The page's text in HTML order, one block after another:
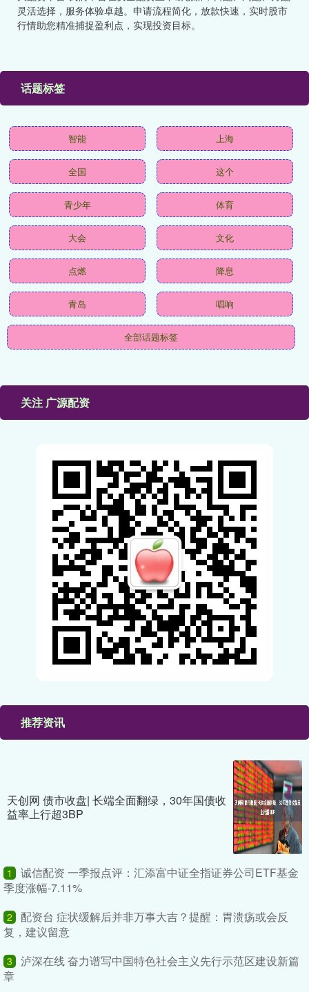
灵活选择，服务体验卓越。申请流程简化，放款快速，实时股市
行情助您精准捕捉盈利点，实现投资目标。
话题标签
智能 上海
全国 这个
青少年 体育
大会 文化
点燃 降息
青岛 唱响
全部话题标签
关注 广源配资
推荐资讯
天创网 债市收盘| 长端全面翻绿，30年国债收
益率上行超3BP
1
诚信配资 一季报点评：汇添富中证全指证券公司ETF基金
季度涨幅-7.11%
2
配资台 症状缓解后并非万事大吉？提醒：胃溃疡或会反
复，建议留意
3
泸深在线 奋力谱写中国特色社会主义先行示范区建设新篇
章